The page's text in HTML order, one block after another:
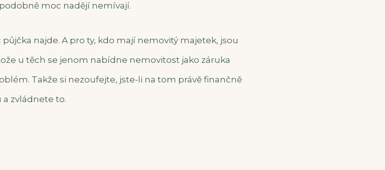
moc nadějí nemívají.
najde. A pro ty, kdo mají nemovitý majetek, jsou
u těch se jenom nabídne nemovitost jako záruka
Takže si nezoufejte, jste-li na tom právě finančně
zvládnete to.